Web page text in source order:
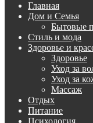
Главная
Дом и Семья
Бытовые
Стиль и мода
Здоровье и
Здоровье
Уход за
Уход за
Массаж
Отдых
Питание
Психология